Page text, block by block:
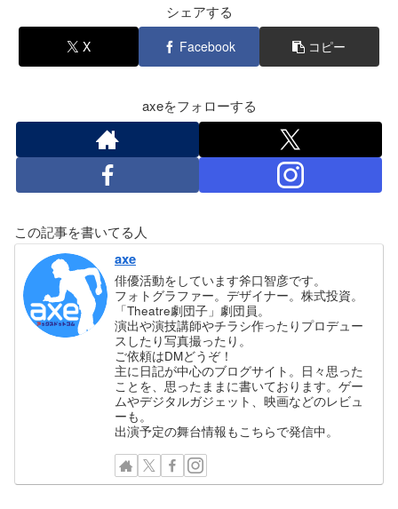
シェアする
X Facebook コピー
axeをフォローする
この記事を書いてる人
axe
俳優活動をしています斧口智彦です。
フォトグラファー。デザイナー。株式投資。
「Theatre劇団子」劇団員。
演出や演技講師やチラシ作ったりプロデュー
スしたり写真撮ったり。
ご依頼はDMどうぞ！
主に日記が中心のブログサイト。日々思った
ことを、思ったままに書いております。ゲー
ムやデジタルガジェット、映画などのレビュ
ーも。
出演予定の舞台情報もこちらで発信中。